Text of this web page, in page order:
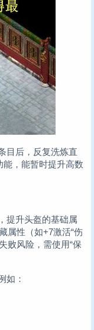
目后，反复洗炼直
能，能暂时提升高数
提升头盔的基础属
属性（如+7激活“伤
败风险，需使用“保
如：